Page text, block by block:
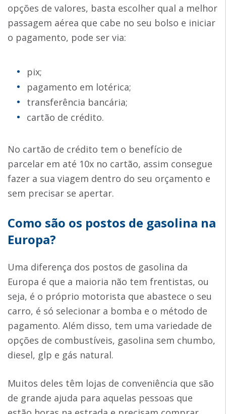
opções de valores, basta escolher qual a melhor
passagem aérea que cabe no seu bolso e iniciar
o pagamento, pode ser via:
pix;
pagamento em lotérica;
transferência bancária;
cartão de crédito.
No cartão de crédito tem o benefício de
parcelar em até 10x no cartão, assim consegue
fazer a sua viagem dentro do seu orçamento e
sem precisar se apertar.
Como são os postos de gasolina na
Europa?
Uma diferença dos postos de gasolina da
Europa é que a maioria não tem frentistas, ou
seja, é o próprio motorista que abastece o seu
carro, é só selecionar a bomba e o método de
pagamento. Além disso, tem uma variedade de
opções de combustíveis, gasolina sem chumbo,
diesel, glp e gás natural.
Muitos deles têm lojas de conveniência que são
de grande ajuda para aquelas pessoas que